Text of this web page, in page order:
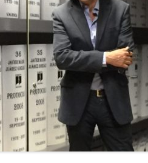
ENTREVISTAS
SONRISA
ENVÍA CORREO
CANALES DE VÍDEO